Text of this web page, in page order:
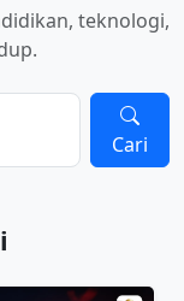
teknologi,
Cari